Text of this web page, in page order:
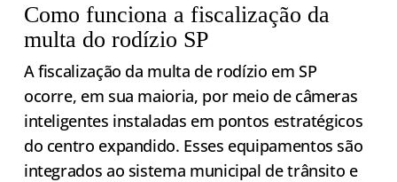
Como funciona a fiscalização da
multa do rodízio SP
A fiscalização da multa de rodízio em SP
ocorre, em sua maioria, por meio de câmeras
inteligentes instaladas em pontos estratégicos
do centro expandido. Esses equipamentos são
integrados ao sistema municipal de trânsito e